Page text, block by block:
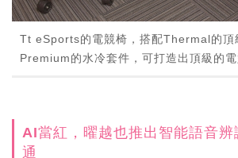
Tt eSports的電競椅，搭配Thermal的頂
Premium的水冷套件，可打造出頂級的
AI當紅，曜越也推出智能語音
通